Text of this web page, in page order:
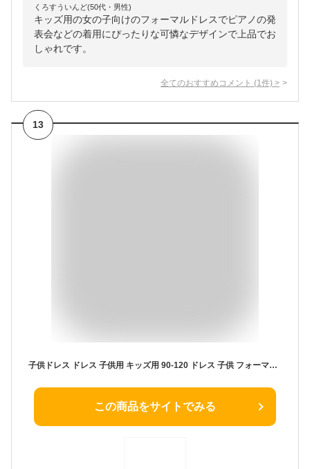
くろすういんど(50代・男性)
キッズ用の女の子向けのフォーマルドレスでピアノの発
表会などの着用にぴったりな可憐なデザインで上品でお
しゃれです。
全てのおすすめコメント (1 件) >
13
子供ドレス ドレス 子供用 キッズ用 90-120 ドレス 子供 フォーマルドレス パーティードレス リボンドレス サテンスカート 結婚式 発表会 演奏会 フラワーガール サテン キッズドレス 女の子用 子どもドレス 衣装 子供服 ピアノの発表会
この商品をサイトでみる